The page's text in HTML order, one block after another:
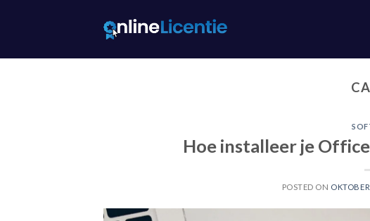
Hoe installeer je
POSTED ON